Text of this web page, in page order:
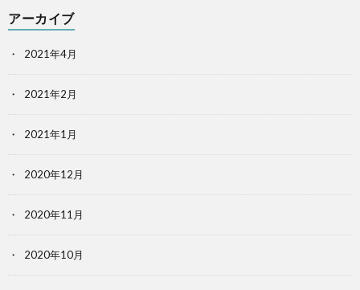
アーカイブ
2021年4月
2021年2月
2021年1月
2020年12月
2020年11月
2020年10月